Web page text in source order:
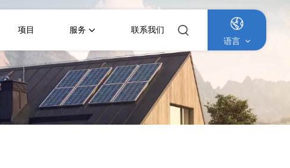
项目 服务
联系我们
语言
English
Français